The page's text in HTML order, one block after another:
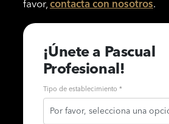
favor, contacta con nosotros.
¡Únete a Pascual
Profesional!
Tipo de establecimiento *